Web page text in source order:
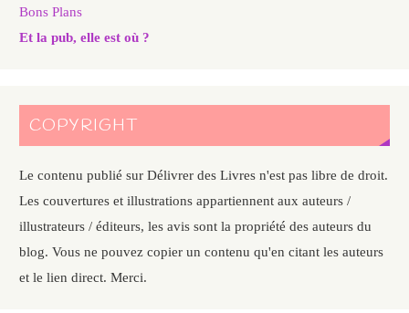
Bons Plans
Et la pub, elle est où ?
COPYRIGHT
Le contenu publié sur Délivrer des Livres n'est pas libre de droit.
Les couvertures et illustrations appartiennent aux auteurs /
illustrateurs / éditeurs, les avis sont la propriété des auteurs du
blog. Vous ne pouvez copier un contenu qu'en citant les auteurs
et le lien direct. Merci.